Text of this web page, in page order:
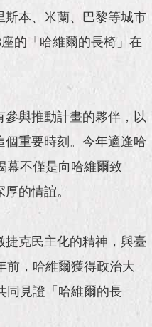
斯本、米蘭、巴黎等城市
的「哈維爾的長椅」在
與推動計畫的夥伴，以
個重要時刻。今年適逢哈
幕不僅是向哈維爾致
的情誼。
克民主化的精神，與臺
前，哈維爾獲得政治大
同見證「哈維爾的長